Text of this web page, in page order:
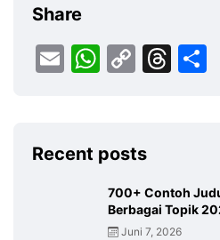
Share
Email Copy
Recent posts
700+ Contoh
Berbagai Topik
Juni 7, 2026